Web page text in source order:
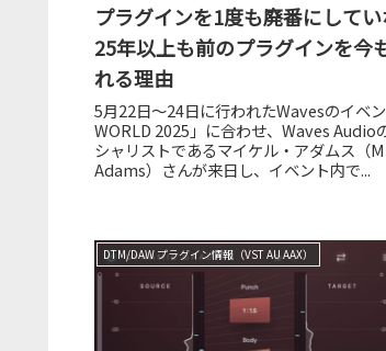
プラグインを1度も廃番にしてい
25年以上も前のプラグインを今
れる理由
5月22日～24日に行われたWavesのイベ
WORLD 2025」に合わせ、Waves Audio
シャリストであるマイケル・アダムス（
Adams）さんが来日し、イベント内で...
DTM/DAW プラグイン情報（VST AU AAX）